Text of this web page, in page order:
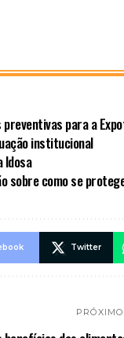
preventivas para a
institucional
Idosa
sobre como se
Twitter